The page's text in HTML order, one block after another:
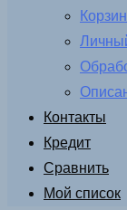
Контакты
Кредит
Сравнить
Мой список